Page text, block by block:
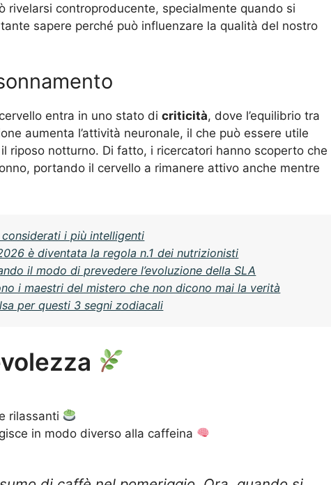
rivelarsi controproducente, specialmente quando si
sapere perché può influenzare la qualità del nostro
entra in uno stato di criticità, dove l’equilibrio tra
aumenta l’attività neuronale, il che può essere utile
riposo notturno. Di fatto, i ricercatori hanno scoperto che
portando il cervello a rimanere attivo anche mentre
i più intelligenti
è diventata la regola n.1 dei nutrizionisti
il modo di prevedere l’evoluzione della SLA
i maestri del mistero che non dicono mai la verità
per questi 3 segni zodiacali
rilassanti
in modo diverso alla caffeina